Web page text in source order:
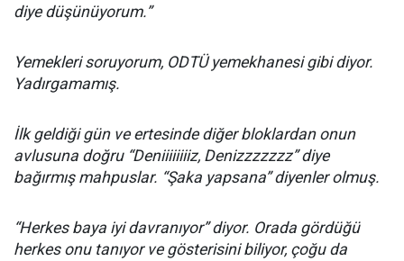
diye düşünüyorum.”
Yemekleri soruyorum, ODTÜ yemekhanesi gibi diyor.
Yadırgamamış.
İlk geldiği gün ve ertesinde diğer bloklardan onun
avlusuna doğru “Deniiiiiiiiz, Denizzzzzzz” diye
bağırmış mahpuslar. “Şaka yapsana” diyenler olmuş.
“Herkes baya iyi davranıyor” diyor. Orada gördüğü
herkes onu tanıyor ve gösterisini biliyor, çoğu da